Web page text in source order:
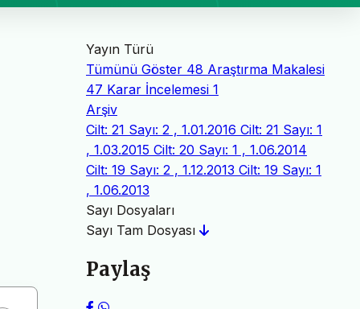
Yayın Türü
Tümünü Göster 48 Araştırma Makalesi
47 Karar İncelemesi 1
Arşiv
Cilt: 21 Sayı: 2 , 1.01.2016 Cilt: 21 Sayı: 1
, 1.03.2015 Cilt: 20 Sayı: 1 , 1.06.2014
Cilt: 19 Sayı: 2 , 1.12.2013 Cilt: 19 Sayı: 1
, 1.06.2013
Sayı Dosyaları
Sayı Tam Dosyası
Paylaş